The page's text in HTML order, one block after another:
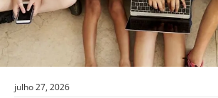
julho 27, 2026